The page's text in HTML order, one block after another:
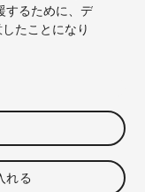
ライバシーポリシー
い
するために、デ
たことになり
れる